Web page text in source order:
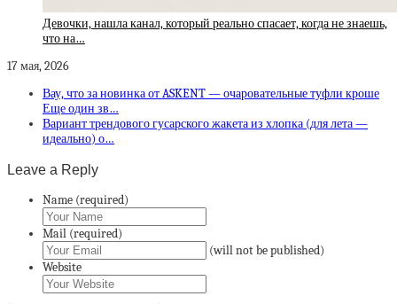
Девочки, нашла канал, который реально спасает, когда не знаешь,
что на…
17 мая, 2026
Вау, что за новинка от ASKENT — очаровательные туфли кроше
Еще один зв…
Вариант трендового гусарского жакета из хлопка (для лета —
идеально) о…
Leave a Reply
Name (required)
Mail (required)
(will not be published)
Website